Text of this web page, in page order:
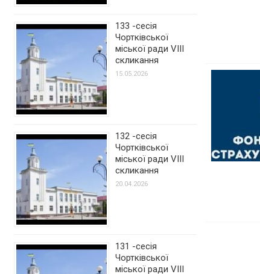
133 -сесія
Чортківської
міської ради VIII
скликання
15.05.2026
132 -сесія
Чортківської
міської ради VIII
скликання
20.04.2026
131 -сесія
Чортківської
міської ради VIII